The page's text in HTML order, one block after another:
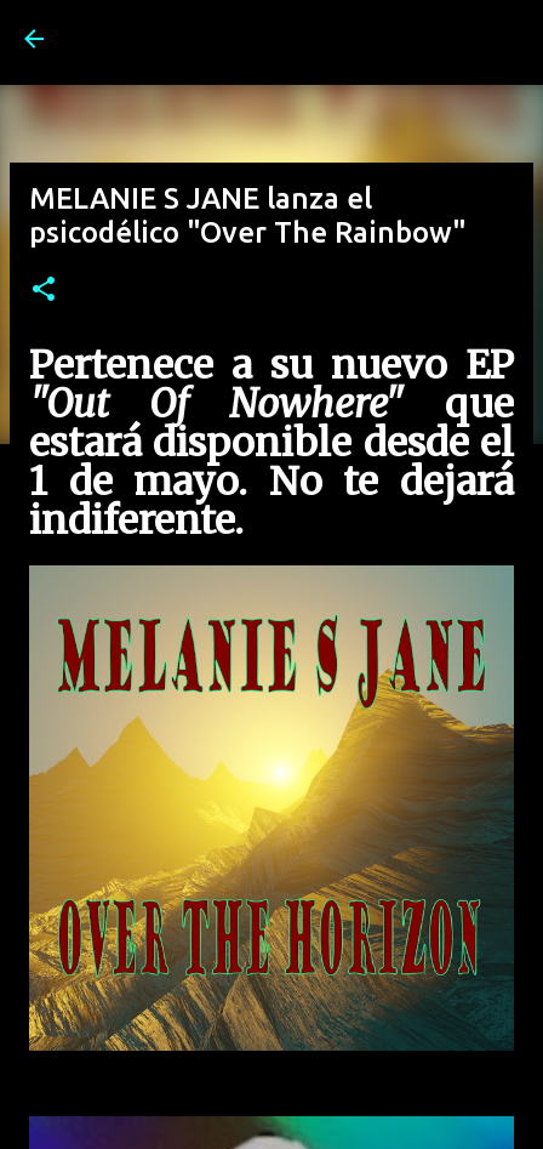
MELANIE S JANE lanza el
psicodélico "Over The Rainbow"
Pertenece a su nuevo EP
"Out Of Nowhere"que
estará disponible desde el
1 de mayo. No te dejará
indiferente.